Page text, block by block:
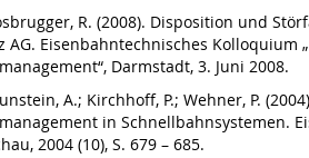
R. (2008). Disposition und
AG. Eisenbahntechnisches Kolloquium
Darmstadt, 3. Juni 2008.
A.; Kirchhoff, P.; Wehner, P.
in Schnellbahnsystemen.
2004 (10), S. 679 – 685.